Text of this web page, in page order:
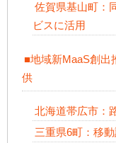
佐賀県基山町：
ビスに活用
■地域新MaaS創出
供
北海道帯広市：
三重県6町：移